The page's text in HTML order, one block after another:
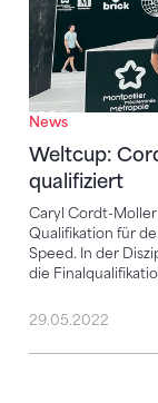
News
Weltcup:
qualifiziert
Caryl Cordt-
Qualifikation für
Speed. In der
die
29.05.2022